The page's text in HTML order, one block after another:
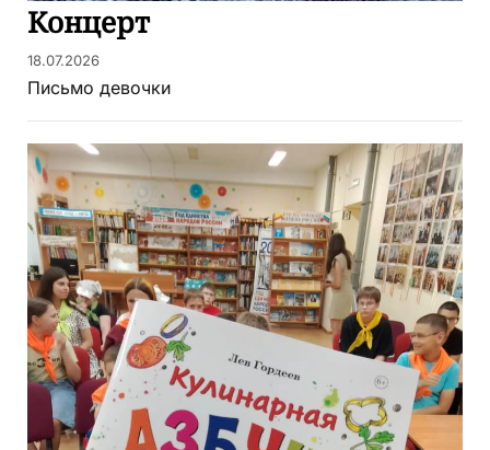
Концерт
18.07.2026
Письмо девочки